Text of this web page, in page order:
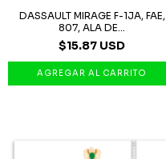
DASSAULT MIRAGE F-1JA, FAE,
807, ALA DE...
$15.87 USD